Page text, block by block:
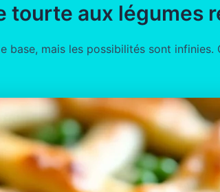
tourte aux légumes
base, mais les possibilités sont